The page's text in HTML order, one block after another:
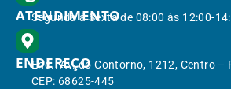
ATENDIMENTO
Segunda à Sexta de 08:00 às 12:00-
ENDEREÇO
End.: Av. do Contorno, 1212, Centro –
CEP: 68625-445